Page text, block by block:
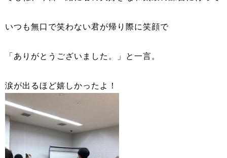
いつも無口で笑わない君が帰り際に笑顔で
「ありがとうございました。」と一言。
涙が出るほど嬉しかったよ！